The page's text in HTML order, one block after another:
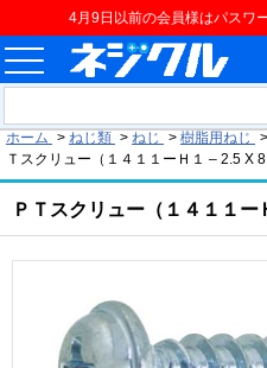
4月9日以前の会員様はパスワ
ホーム > ねじ類 > ねじ > 樹脂用ねじ >
Ｔスクリュー（１４１１ーＨ１ – 2.5 X
ＰＴスクリュー（１４１１